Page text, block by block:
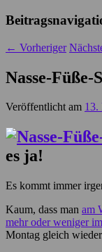
← Vorheriger
Nasse-Füße-
Veröffentlicht am 13.
es ja!
Es kommt immer
Kaum, dass man am
mehr oder weniger
Montag gleich